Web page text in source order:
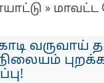
» மாவட்ட
வருவாய்